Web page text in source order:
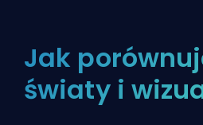
Jak
światy i